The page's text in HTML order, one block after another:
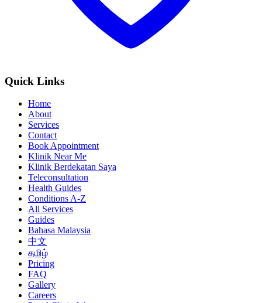
Quick Links
Home
About
Services
Contact
Book Appointment
Klinik Near Me
Klinik Berdekatan Saya
Teleconsultation
Health Guides
Conditions A-Z
All Services
Guides
Bahasa Malaysia
中文
தமிழ்
Pricing
FAQ
Gallery
Careers